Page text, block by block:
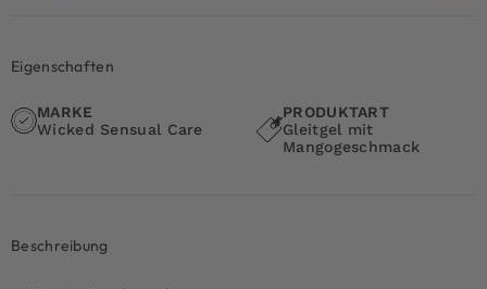
Eigenschaften
MARKE
Wicked Sensual Care
PRODUKTART
Gleitgel mit
Mangogeschmack
Beschreibung